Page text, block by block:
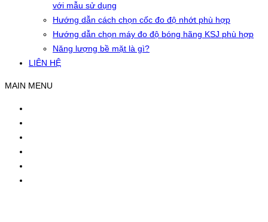
với mẫu sử dụng
Hướng dẫn cách chọn cốc đo độ nhớt phù hợp
Hướng dẫn chọn máy đo độ bóng hãng KSJ phù hợp
Năng lượng bề mặt là gì?
LIÊN HỆ
MAIN MENU